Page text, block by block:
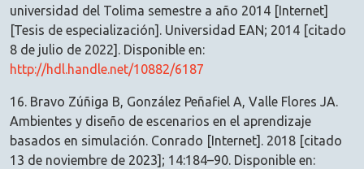
universidad del Tolima semestre a año 2014 [Internet]
[Tesis de especialización]. Universidad EAN; 2014 [citado
8 de julio de 2022]. Disponible en:
http://hdl.handle.net/10882/6187
16. Bravo Zúñiga B, González Peñafiel A, Valle Flores JA.
Ambientes y diseño de escenarios en el aprendizaje
basados en simulación. Conrado [Internet]. 2018 [citado
13 de noviembre de 2023]; 14:184–90. Disponible en: